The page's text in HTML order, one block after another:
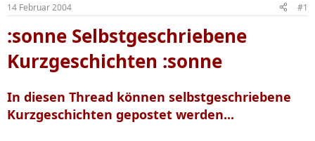
e
t
m
14 Februar 2004 #1
:sonne Selbstgeschriebene
Kurzgeschichten :sonne
In diesen Thread können selbstgeschriebene
Kurzgeschichten gepostet werden...